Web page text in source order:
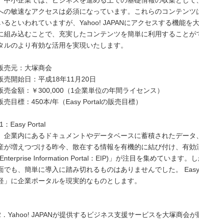
の敏速なアクセスは必須になっています。これらのコンテン
るといわれていますが、Yahoo! JAPANにアクセスする機能を
組み込むことで、充実したコンテンツを簡単に利用すること
ルのより有効な活用を実現いたします。
売元：大塚商会
売開始日：平成18年11月20日
売金額：￥300,000（1企業単位の年間ライセンス）
売目標：450本/年（Easy Portalの販売目標）
：Easy Portal
業内にあるドキュメントやデータベースに蓄積されたデータ
が増えつづける昨今、散在する情報を有機的に結び付け、有
Information Portal：EIP)」が注目を集めています。
でも、簡単に導入に踏み切れるものはありませんでした。
」に企業ポータルを現実的なものとします。
Yahoo! JAPANが提供するビジネス支援サービスを大塚商会が